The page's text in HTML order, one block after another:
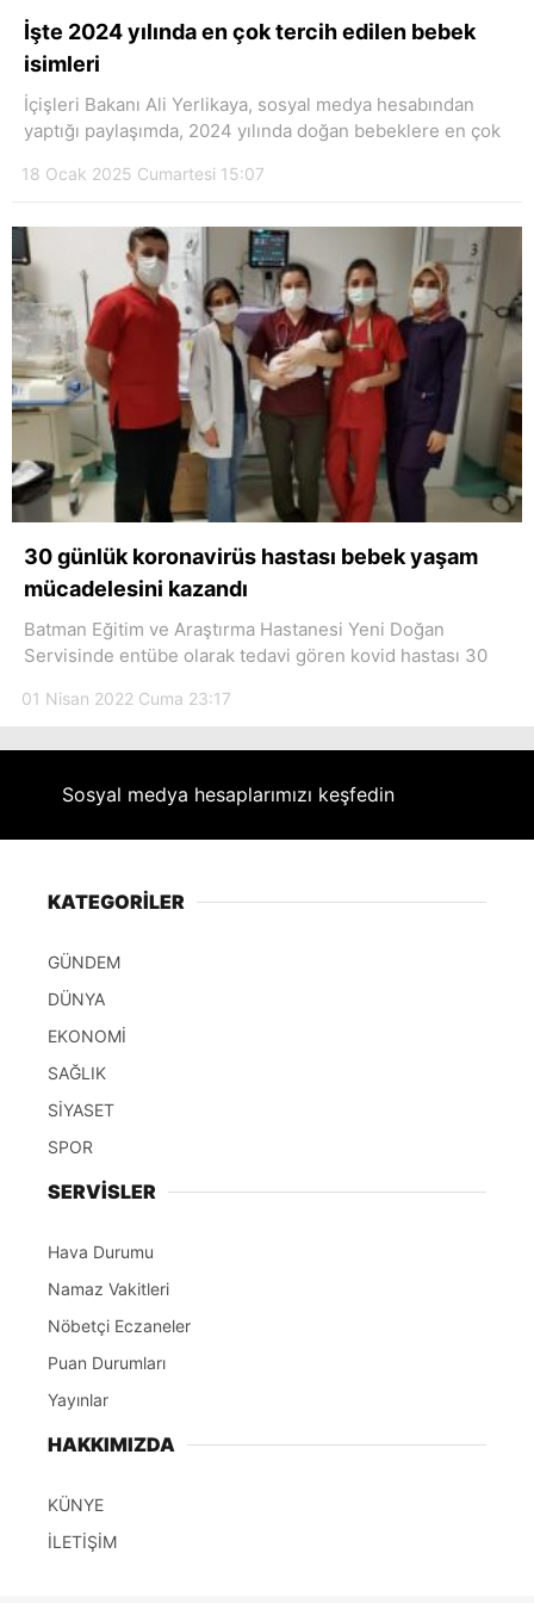
Facebook
Instagram
Youtube
İşte 2024 yılında en çok tercih edilen bebek
isimleri
İçişleri Bakanı Ali Yerlikaya, sosyal medya hesabından
yaptığı paylaşımda, 2024 yılında doğan bebeklere en çok
18 Ocak 2025 Cumartesi 15:07
30 günlük koronavirüs hastası bebek yaşam
mücadelesini kazandı
Batman Eğitim ve Araştırma Hastanesi Yeni Doğan
Servisinde entübe olarak tedavi gören kovid hastası 30
01 Nisan 2022 Cuma 23:17
Sosyal medya hesaplarımızı keşfedin
KATEGORİLER
GÜNDEM
DÜNYA
EKONOMİ
SAĞLIK
SİYASET
SPOR
SERVİSLER
Hava Durumu
Namaz Vakitleri
Nöbetçi Eczaneler
Puan Durumları
Yayınlar
HAKKIMIZDA
KÜNYE
İLETİŞİM